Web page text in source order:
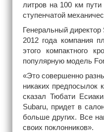
литров на 100 км
ступенчатой
Генеральный
2012 года компания
этого компактного
популярную модель
«Это совершенно
никаких предпосылок
сказал Тюбати
Subaru, придет в
больше других. Все
своих поклонников».